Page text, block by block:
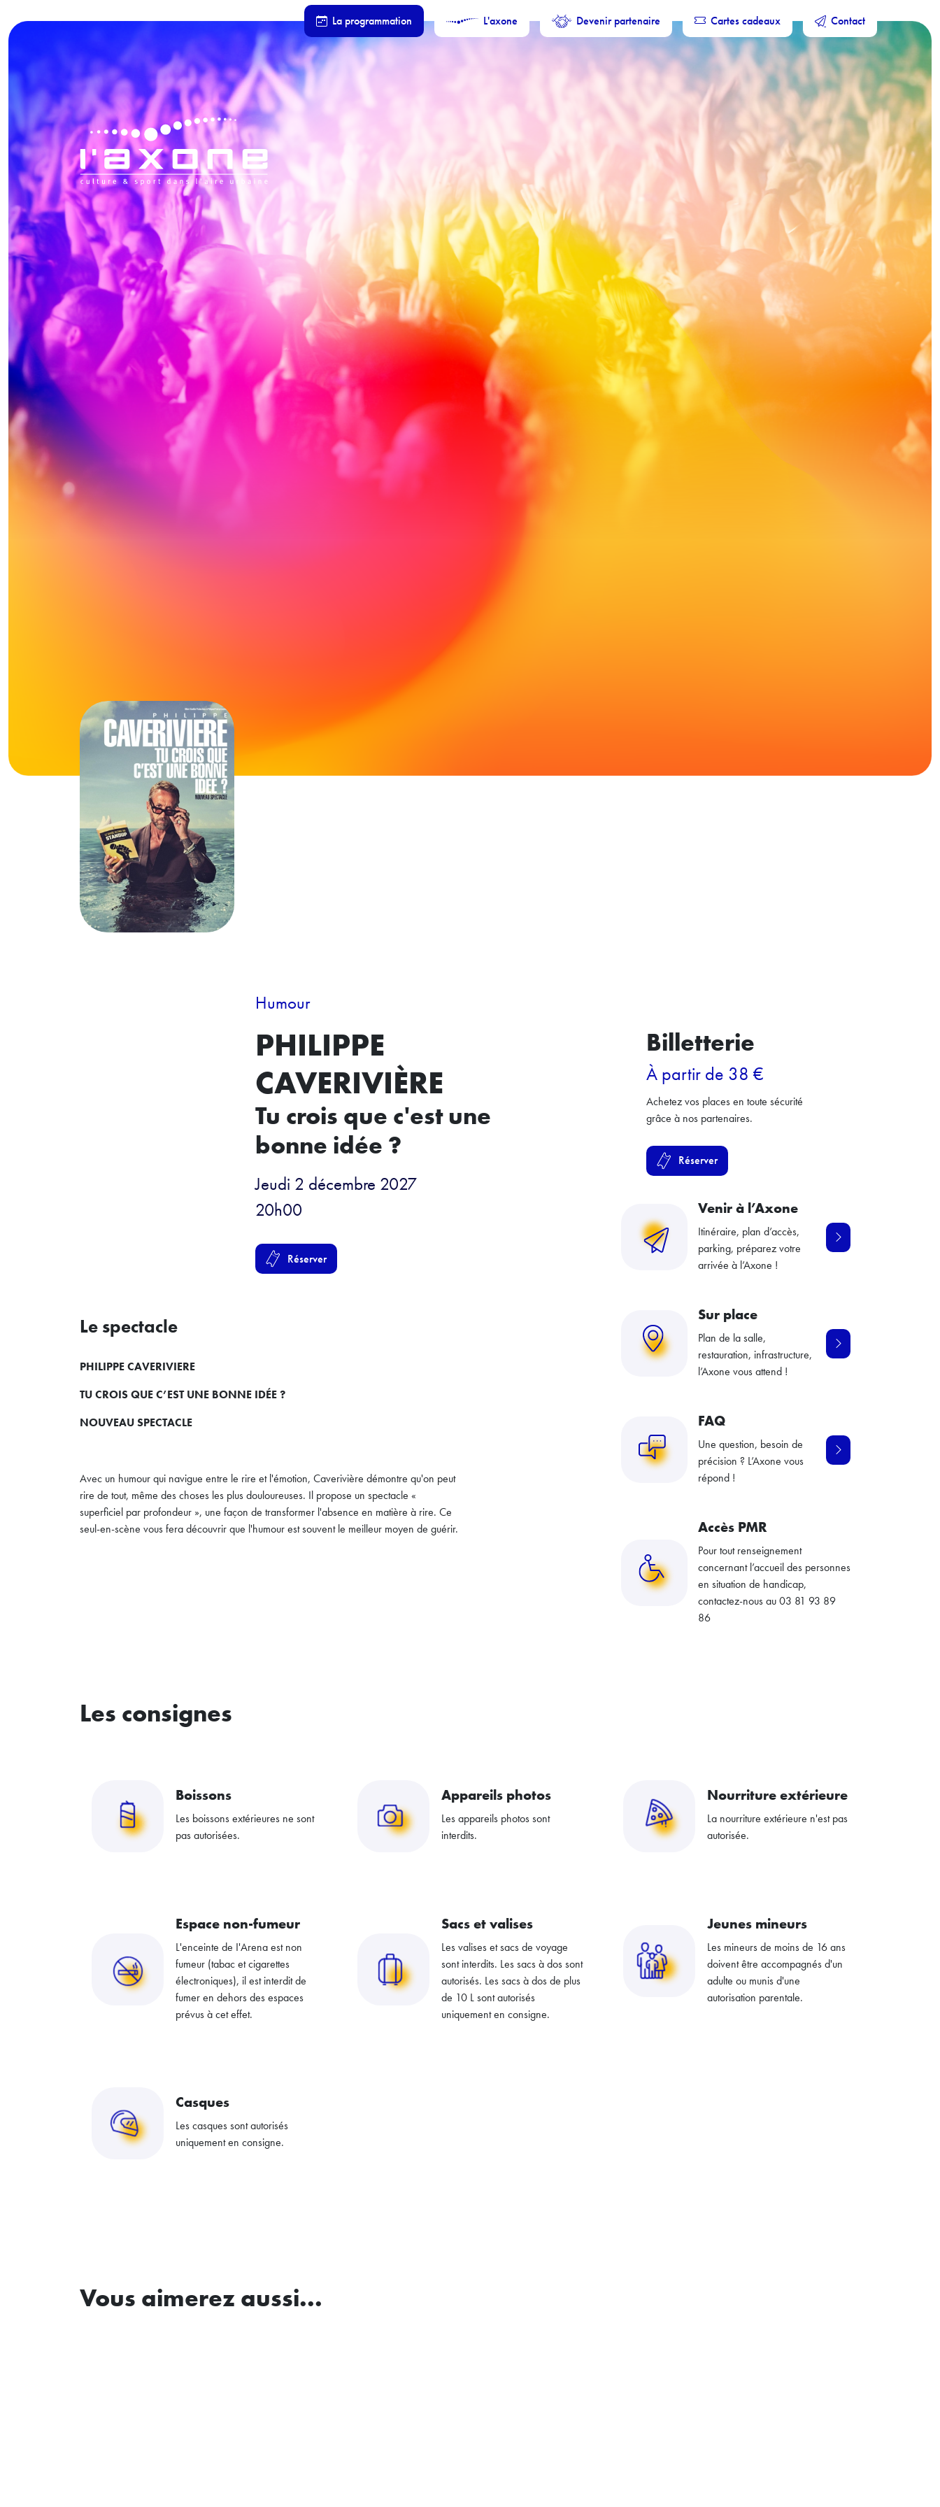
La programmation L'axone Devenir partenaire Cartes cadeaux Contact
Humour
PHILIPPE
CAVERIVIÈRE
Tu crois que c'est une
bonne idée ?
Jeudi 2 décembre 2027
20h00
Réserver
Le spectacle
PHILIPPE CAVERIVIERE
TU CROIS QUE C’EST UNE BONNE IDÉE ?
NOUVEAU SPECTACLE
Avec un humour qui navigue entre le rire et l'émotion, Caverivière démontre qu'on peut
rire de tout, même des choses les plus douloureuses. Il propose un spectacle «
superficiel par profondeur », une façon de transformer l'absence en matière à rire. Ce
seul-en-scène vous fera découvrir que l'humour est souvent le meilleur moyen de guérir.
Billetterie
À partir de 38 €
Achetez vos places en toute sécurité
grâce à nos partenaires.
Réserver
Venir à l’Axone
Itinéraire, plan d’accès,
parking, préparez votre
arrivée à l’Axone !
Sur place
Plan de la salle,
restauration, infrastructure,
l’Axone vous attend !
FAQ
Une question, besoin de
précision ? L’Axone vous
répond !
Accès PMR
Pour tout renseignement
concernant l’accueil des personnes
en situation de handicap,
contactez-nous au 03 81 93 89
86
Les consignes
Boissons
Les boissons extérieures ne sont
pas autorisées.
Appareils photos
Les appareils photos sont
interdits.
Nourriture extérieure
La nourriture extérieure n'est pas
autorisée.
Espace non-fumeur
L'enceinte de I'Arena est non
fumeur (tabac et cigarettes
électroniques), il est interdit de
fumer en dehors des espaces
prévus à cet effet.
Sacs et valises
Les valises et sacs de voyage
sont interdits. Les sacs à dos sont
autorisés. Les sacs à dos de plus
de 10 L sont autorisés
uniquement en consigne.
Jeunes mineurs
Les mineurs de moins de 16 ans
doivent être accompagnés d'un
adulte ou munis d'une
autorisation parentale.​
Casques
Les casques sont autorisés
uniquement en consigne.
Vous aimerez aussi...